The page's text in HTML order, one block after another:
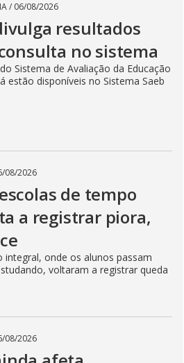
/ 06/08/2026
resultados
no sistema
Sistema de Avaliação da Educação
estão disponíveis no Sistema Saeb
08/2026
de tempo
a registrar piora,
integral, onde os alunos passam
voltaram a registrar queda
08/2026